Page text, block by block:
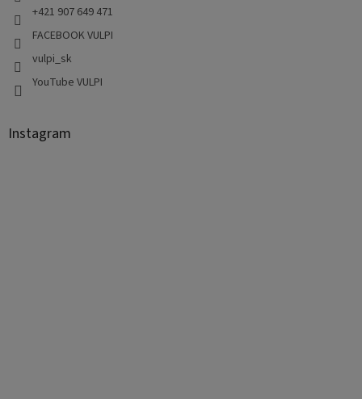
+421 907 649 471
FACEBOOK VULPI
vulpi_sk
YouTube VULPI
Instagram